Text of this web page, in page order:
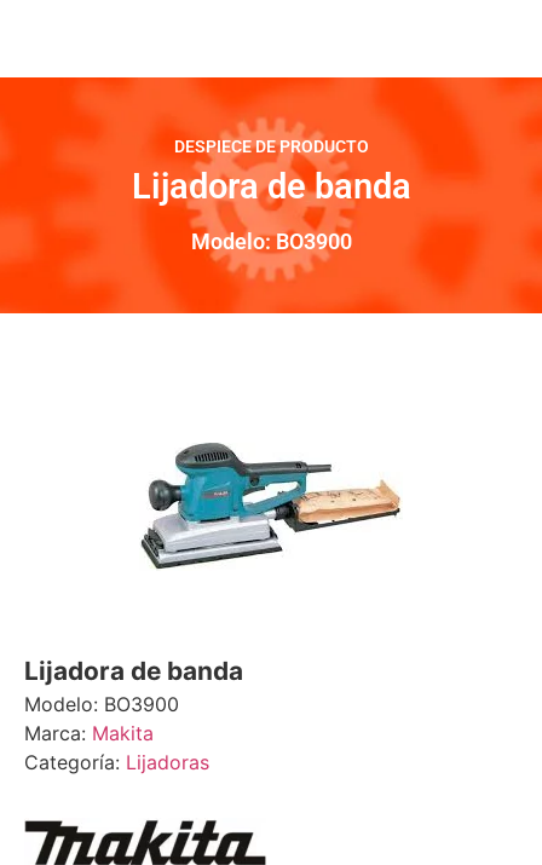
DESPIECE DE PRODUCTO
Lijadora de banda
Modelo: BO3900
Lijadora de banda
Modelo: BO3900
Marca: Makita
Categoría: Lijadoras